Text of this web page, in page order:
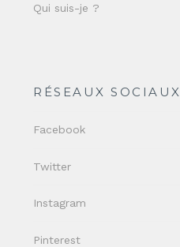
Qui suis-je ?
RÉSEAUX SOCIAUX
Facebook
Twitter
Instagram
Pinterest